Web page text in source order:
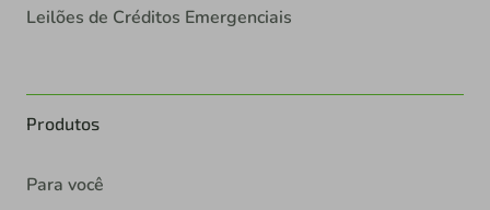
Leilões de Créditos Emergenciais
Produtos
Para você